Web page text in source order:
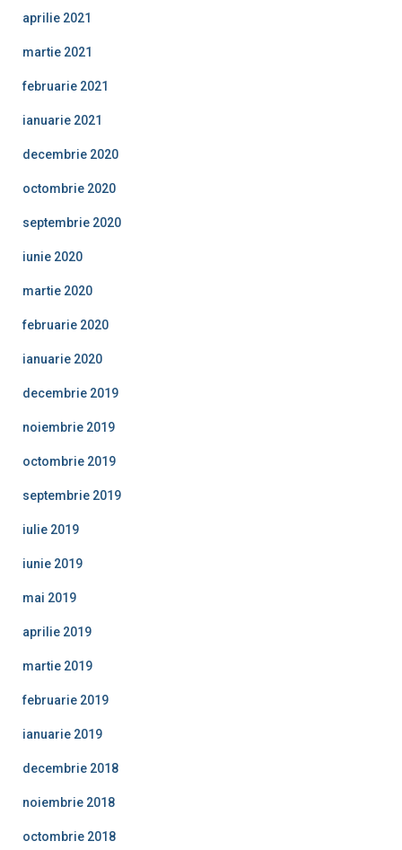
aprilie 2021
martie 2021
februarie 2021
ianuarie 2021
decembrie 2020
octombrie 2020
septembrie 2020
iunie 2020
martie 2020
februarie 2020
ianuarie 2020
decembrie 2019
noiembrie 2019
octombrie 2019
septembrie 2019
iulie 2019
iunie 2019
mai 2019
aprilie 2019
martie 2019
februarie 2019
ianuarie 2019
decembrie 2018
noiembrie 2018
octombrie 2018